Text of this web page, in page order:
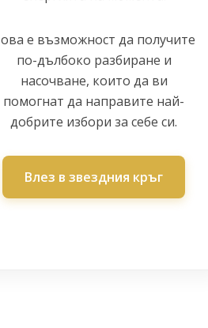
е възможност да получите
по-дълбоко разбиране и
насочване, които да ви
помогнат да направите най-
добрите избори за себе си.
Влез в звездния кръг